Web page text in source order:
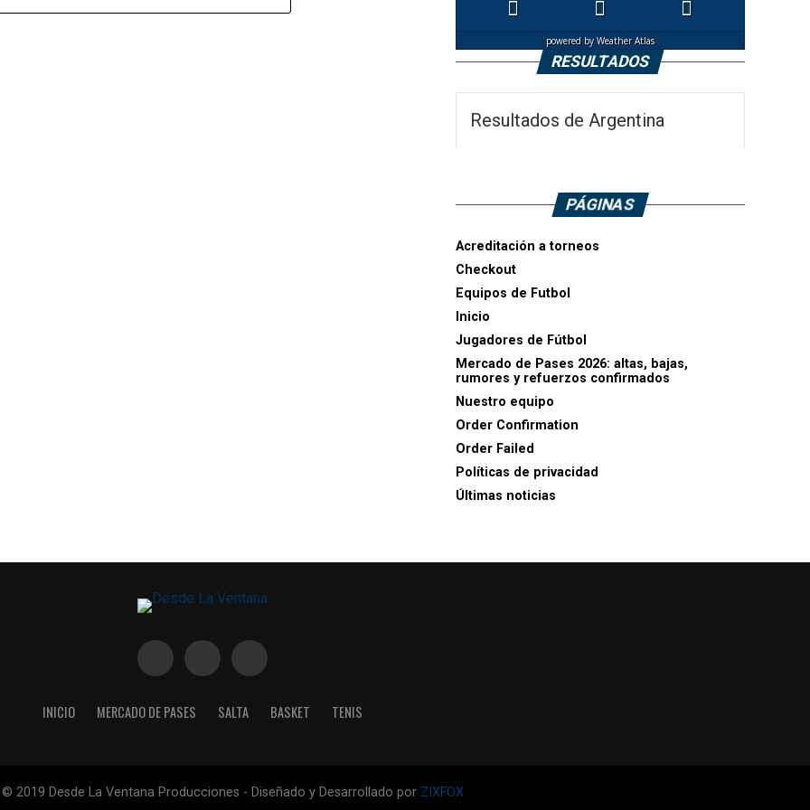
powered byWeather Atlas
RESULTADOS
Resultados de Argentina
PÁGINAS
Acreditación a torneos
Checkout
Equipos de Futbol
Inicio
Jugadores de Fútbol
Mercado de Pases 2026: altas, bajas,
rumores y refuerzos confirmados
Nuestro equipo
Order Confirmation
Order Failed
Políticas de privacidad
Últimas noticias
INICIO MERCADO DE PASES SALTA BASKET TENIS
2019 Desde La Ventana Producciones - Diseñado y Desarrollado por ZIXFOX